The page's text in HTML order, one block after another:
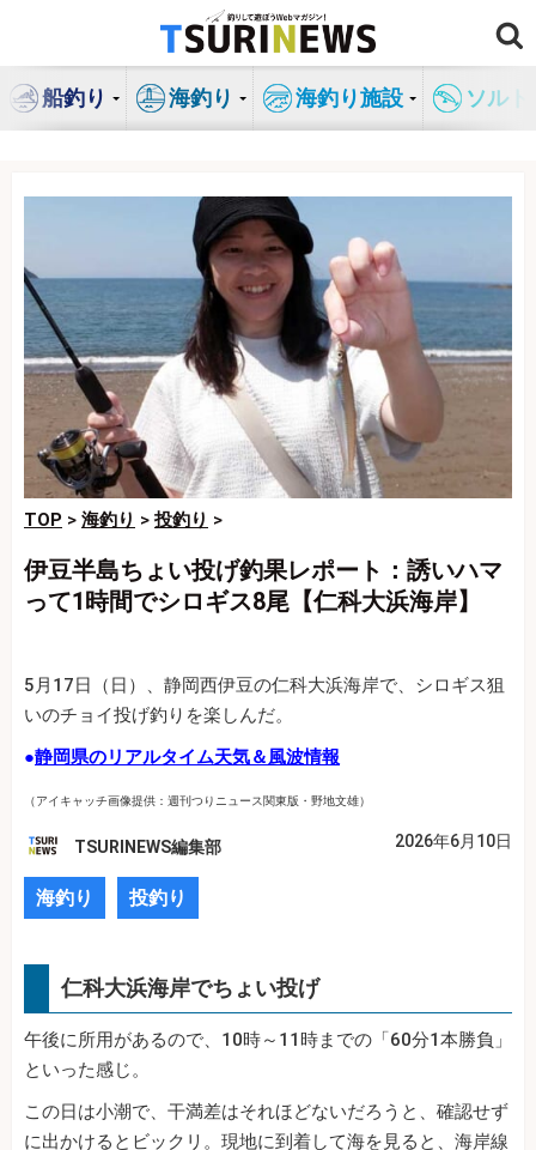
ン
船釣り 海釣り 海釣り施設 ソル
TOP > 海釣り > 投釣り >
伊豆半島ちょい投げ釣果レポート：誘いハマ
って1時間でシロギス8尾【仁科大浜海岸】
5月17日（日）、静岡西伊豆の仁科大浜海岸で、シロギス狙
いのチョイ投げ釣りを楽しんだ。
●静岡県のリアルタイム天気＆風波情報
（アイキャッチ画像提供：週刊つりニュース関東版・野地文雄）
TSURINEWS編集部 2026年6月10日
海釣り 投釣り
仁科大浜海岸でちょい投げ
午後に所用があるので、10時～11時までの「60分1本勝負」
といった感じ。
この日は小潮で、干満差はそれほどないだろうと、確認せず
に出かけるとビックリ。現地に到着して海を見ると、海岸線